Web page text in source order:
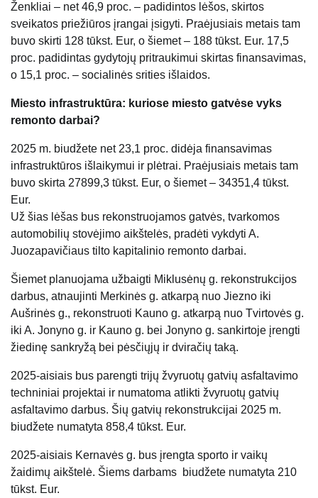
Ženkliai – net 46,9 proc. – padidintos lėšos, skirtos
sveikatos priežiūros įrangai įsigyti. Praėjusiais metais tam
buvo skirti 128 tūkst. Eur, o šiemet – 188 tūkst. Eur. 17,5
proc. padidintas gydytojų pritraukimui skirtas finansavimas,
o 15,1 proc. – socialinės srities išlaidos.
Miesto infrastruktūra: kuriose miesto gatvėse vyks
remonto darbai?
2025 m. biudžete net 23,1 proc. didėja finansavimas
infrastruktūros išlaikymui ir plėtrai. Praėjusiais metais tam
buvo skirta 27899,3 tūkst. Eur, o šiemet – 34351,4 tūkst.
Eur.
Už šias lėšas bus rekonstruojamos gatvės, tvarkomos
automobilių stovėjimo aikštelės, pradėti vykdyti A.
Juozapavičiaus tilto kapitalinio remonto darbai.
Šiemet planuojama užbaigti Miklusėnų g. rekonstrukcijos
darbus, atnaujinti Merkinės g. atkarpą nuo Jiezno iki
Aušrinės g., rekonstruoti Kauno g. atkarpą nuo Tvirtovės g.
iki A. Jonyno g. ir Kauno g. bei Jonyno g. sankirtoje įrengti
žiedinę sankryžą bei pėsčiųjų ir dviračių taką.
2025-aisiais bus parengti trijų žvyruotų gatvių asfaltavimo
techniniai projektai ir numatoma atlikti žvyruotų gatvių
asfaltavimo darbus. Šių gatvių rekonstrukcijai 2025 m.
biudžete numatyta 858,4 tūkst. Eur.
2025-aisiais Kernavės g. bus įrengta sporto ir vaikų
žaidimų aikštelė. Šiems darbams biudžete numatyta 210
tūkst. Eur.